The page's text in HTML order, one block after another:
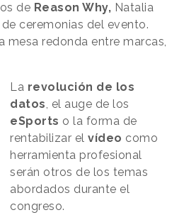
de Reason Why, Natalia
ceremonias del evento.
mesa redonda entre marcas,
La revolución de los
datos, el auge de los
eSports o la forma de
rentabilizar elvídeo como
herramienta profesional
serán otros de los temas
abordados durante el
congreso.